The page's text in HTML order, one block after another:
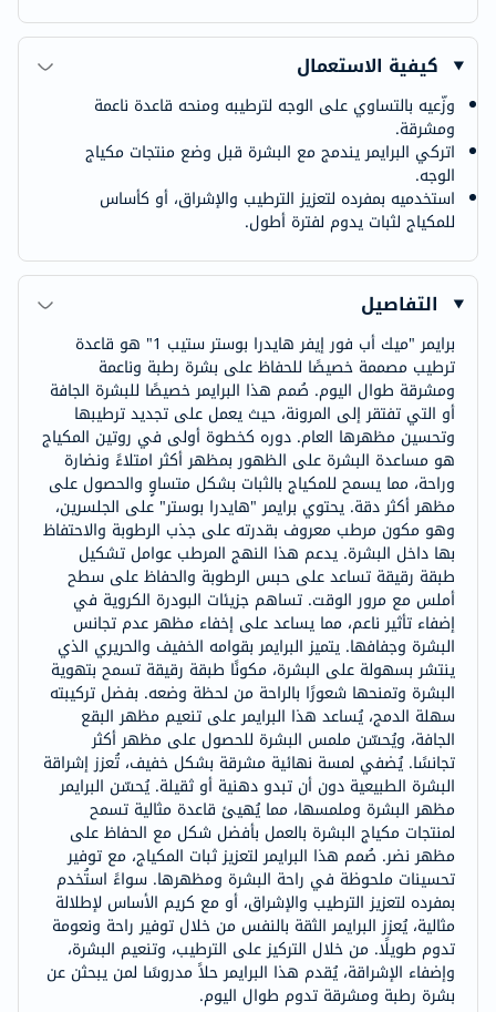
كيفية الاستعمال
وزّعيه بالتساوي على الوجه لترطيبه ومنحه قاعدة ناعمة
ومشرقة.
اتركي البرايمر يندمج مع البشرة قبل وضع منتجات مكياج
الوجه.
استخدميه بمفرده لتعزيز الترطيب والإشراق، أو كأساس
للمكياج لثبات يدوم لفترة أطول.
التفاصيل
برايمر "ميك أب فور إيفر هايدرا بوستر ستيب 1" هو قاعدة
ترطيب مصممة خصيصًا للحفاظ على بشرة رطبة وناعمة
ومشرقة طوال اليوم. صُمم هذا البرايمر خصيصًا للبشرة الجافة
أو التي تفتقر إلى المرونة، حيث يعمل على تجديد ترطيبها
وتحسين مظهرها العام. دوره كخطوة أولى في روتين المكياج
هو مساعدة البشرة على الظهور بمظهر أكثر امتلاءً ونضارة
وراحة، مما يسمح للمكياج بالثبات بشكل متساوٍ والحصول على
مظهر أكثر دقة. يحتوي برايمر "هايدرا بوستر" على الجلسرين،
وهو مكون مرطب معروف بقدرته على جذب الرطوبة والاحتفاظ
بها داخل البشرة. يدعم هذا النهج المرطب عوامل تشكيل
طبقة رقيقة تساعد على حبس الرطوبة والحفاظ على سطح
أملس مع مرور الوقت. تساهم جزيئات البودرة الكروية في
إضفاء تأثير ناعم، مما يساعد على إخفاء مظهر عدم تجانس
البشرة وجفافها. يتميز البرايمر بقوامه الخفيف والحريري الذي
ينتشر بسهولة على البشرة، مكونًا طبقة رقيقة تسمح بتهوية
البشرة وتمنحها شعورًا بالراحة من لحظة وضعه. بفضل تركيبته
سهلة الدمج، يُساعد هذا البرايمر على تنعيم مظهر البقع
الجافة، ويُحسّن ملمس البشرة للحصول على مظهر أكثر
تجانسًا. يُضفي لمسة نهائية مشرقة بشكل خفيف، تُعزز إشراقة
البشرة الطبيعية دون أن تبدو دهنية أو ثقيلة. يُحسّن البرايمر
مظهر البشرة وملمسها، مما يُهيئ قاعدة مثالية تسمح
لمنتجات مكياج البشرة بالعمل بأفضل شكل مع الحفاظ على
مظهر نضر. صُمم هذا البرايمر لتعزيز ثبات المكياج، مع توفير
تحسينات ملحوظة في راحة البشرة ومظهرها. سواءً استُخدم
بمفرده لتعزيز الترطيب والإشراق، أو مع كريم الأساس لإطلالة
مثالية، يُعزز البرايمر الثقة بالنفس من خلال توفير راحة ونعومة
تدوم طويلًا. من خلال التركيز على الترطيب، وتنعيم البشرة،
وإضفاء الإشراقة، يُقدم هذا البرايمر حلاً مدروسًا لمن يبحثن عن
بشرة رطبة ومشرقة تدوم طوال اليوم.